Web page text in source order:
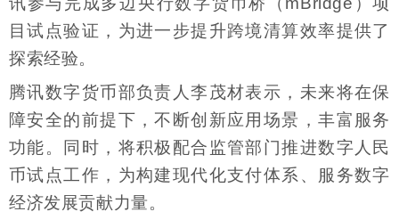
目试点验证，为进一步提升跨境清算效率提供了
探索经验。
腾讯数字货币部负责人李茂材表示，未来将在保
障安全的前提下，不断创新应用场景，丰富服务
功能。同时，将积极配合监管部门推进数字人民
币试点工作，为构建现代化支付体系、服务数字
经济发展贡献力量。